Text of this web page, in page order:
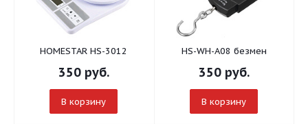
HOMESTAR HS-3012
350руб.
В корзину
HS-WH-A08 безмен
350руб.
В корзину